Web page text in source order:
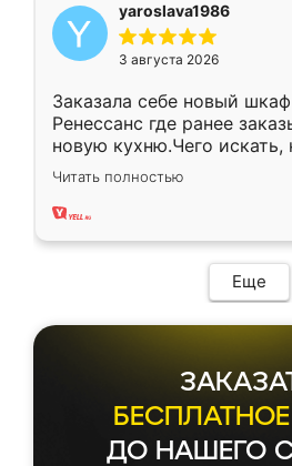
yaroslava1986
3 августа 2026
Заказала себе новый
Ренессанс где ранее
новую кухню.Чего искать,
вполне довольна. Служит
два года, нареканий нет.
Читать полностью
Еще
ДО НАШЕГО